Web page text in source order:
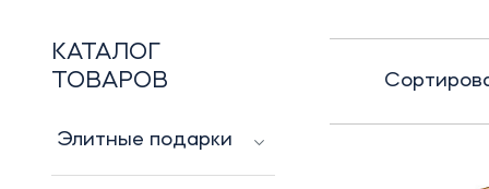
КАТАЛОГ
ТОВАРОВ
Элитные подарки